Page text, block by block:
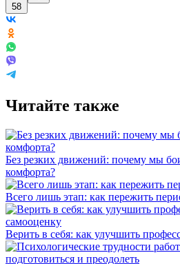
58
Читайте также
Без резких движений: почему мы
комфорта?
Всего лишь этап: как пережить
Верить в себя: как улучшить